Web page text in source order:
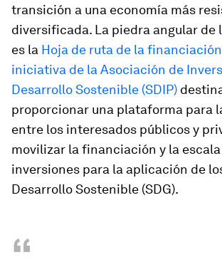
transición a una economía más
diversificada. La piedra angular de
es la Hoja de ruta de la
iniciativa de la Asociación de
Desarrollo Sostenible (SDIP)
proporcionar una plataforma para
entre los interesados públicos y
movilizar la financiación y la
inversiones para la aplicación de
Desarrollo Sostenible (SDG).